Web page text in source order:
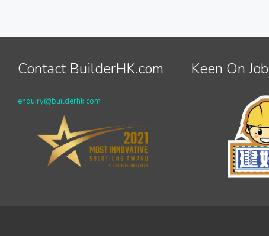
Contact BuilderHK.com
enquiry@builderhk.com
Keen On